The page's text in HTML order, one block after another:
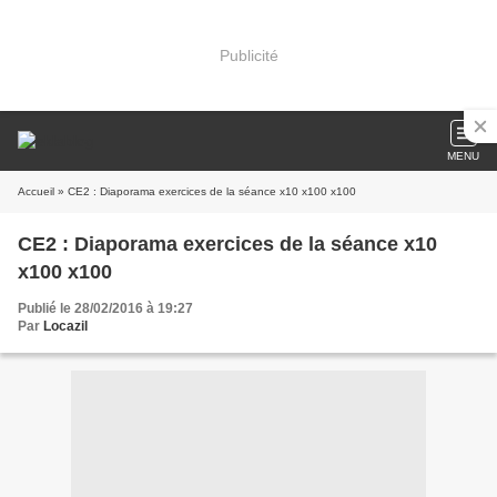
Publicité
MENU
Accueil » CE2 : Diaporama exercices de la séance x10 x100 x100
CE2 : Diaporama exercices de la séance x10
x100 x100
Publié le 28/02/2016 à 19:27
Par Locazil